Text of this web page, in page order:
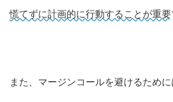
慌てずに計画的に行動することが重要
また、マージンコールを避けるために